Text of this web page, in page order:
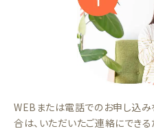
WEBまたは電話でのお申し込み
合は、いただいたご連絡にでき